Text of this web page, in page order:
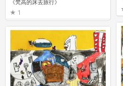
《梵高的床去旅行》
1